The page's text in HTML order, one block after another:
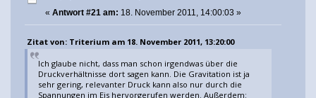
« Antwort #21 am: 18. November 2011, 14:00:03 »
Zitat von: Triterium am 18. November 2011, 13:20:00
Ich glaube nicht, dass man schon irgendwas über die
Druckverhältnisse dort sagen kann. Die Gravitation ist ja
sehr gering, relevanter Druck kann also nur durch die
Spannungen im Eis hervorgerufen werden. Außerdem: